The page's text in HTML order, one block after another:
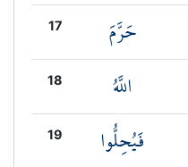
17 حَرَّمَ
18 اللَّهُ
19 فَيُحِلُّوا